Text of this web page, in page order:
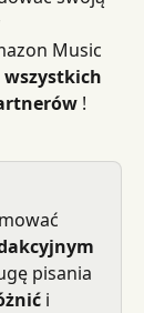
Music
!
pisania
i